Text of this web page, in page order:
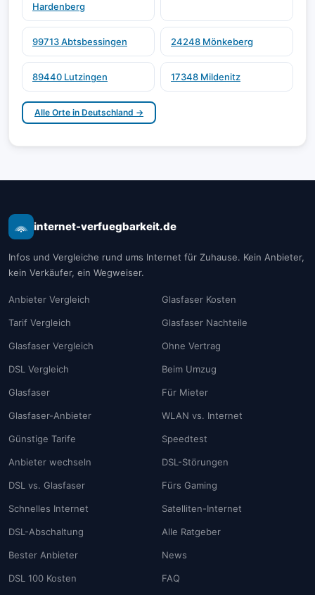
Hardenberg
99713 Abtsbessingen 24248 Mönkeberg
89440 Lutzingen 17348 Mildenitz
Alle Orte in Deutschland →
internet-verfuegbarkeit.de
Infos und Vergleiche rund ums Internet für Zuhause. Kein Anbieter,
kein Verkäufer, ein Wegweiser.
Anbieter Vergleich
Tarif Vergleich
Glasfaser Vergleich
DSL Vergleich
Glasfaser
Glasfaser-Anbieter
Günstige Tarife
Anbieter wechseln
DSL vs. Glasfaser
Schnelles Internet
DSL-Abschaltung
Bester Anbieter
DSL 100 Kosten
Glasfaser Kosten
Glasfaser Nachteile
Ohne Vertrag
Beim Umzug
Für Mieter
WLAN vs. Internet
Speedtest
DSL-Störungen
Fürs Gaming
Satelliten-Internet
Alle Ratgeber
News
FAQ